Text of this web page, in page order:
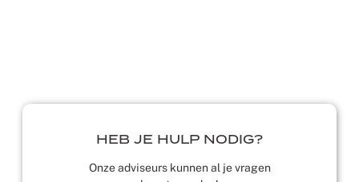
HEB JE HULP NODIG?
Onze adviseurs kunnen al je vragen